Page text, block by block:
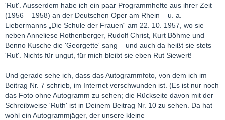
'Rut'. Ausserdem habe ich ein paar Programmhefte aus ihrer Zeit
(1956 – 1958) an der Deutschen Oper am Rhein – u. a.
Liebermanns „Die Schule der Frauen“ am 22. 10. 1957, wo sie
neben Anneliese Rothenberger, Rudolf Christ, Kurt Böhme und
Benno Kusche die 'Georgette' sang – und auch da heißt sie stets
'Rut'. Nichts für ungut, für mich bleibt sie eben Rut Siewert!
Und gerade sehe ich, dass das Autogrammfoto, von dem ich im
Beitrag Nr. 7 schrieb, im Internet verschwunden ist. (Es ist nur noch
das Foto ohne Autogramm zu sehen; die Rückseite davon mit der
Schreibweise 'Ruth' ist in Deinem Beitrag Nr. 10 zu sehen. Da hat
wohl ein Autogrammjäger, der unsere kleine